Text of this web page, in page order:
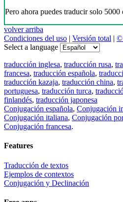
Pero ahora puedes traducir solo 5000
volver arriba
Condiciones del uso | Versión total | ©
Select a language
traducción inglesa, traducción rusa,
francesa, traducción española,
traducción kazaja, traducción china,
portuguesa, traducción turca,
finlandés, traducción japonesa
Conjugación española, Conjugación
Conjugación italiana, Conjugación
Conjugación francesa.
Features
Traducción de textos
Ejemplos de contextos
Conjugación y Declinación